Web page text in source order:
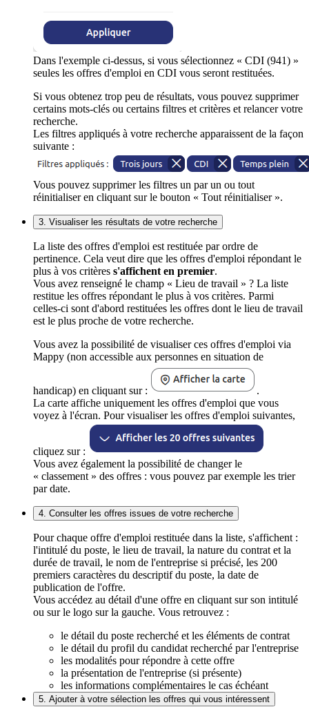
Dans l'exemple ci-dessus, si vous sélectionnez « CDI (941) »
seules les offres d'emploi en CDI vous seront restituées.
Si vous obtenez trop peu de résultats, vous pouvez supprimer
certains mots-clés ou certains filtres et critères et relancer votre
recherche.
Les filtres appliqués à votre recherche apparaissent de la façon
suivante :
Vous pouvez supprimer les filtres un par un ou tout
réinitialiser en cliquant sur le bouton « Tout réinitialiser ».
3. Visualiser les résultats de votre recherche
La liste des offres d'emploi est restituée par ordre de
pertinence. Cela veut dire que les offres d'emploi répondant le
plus à vos critères s'affichent en premier.
Vous avez renseigné le champ « Lieu de travail » ? La liste
restitue les offres répondant le plus à vos critères. Parmi
celles-ci sont d'abord restituées les offres dont le lieu de travail
est le plus proche de votre recherche.
Vous avez la possibilité de visualiser ces offres d'emploi via
Mappy (non accessible aux personnes en situation de
handicap) en cliquant sur :
.
La carte affiche uniquement les offres d'emploi que vous
voyez à l'écran. Pour visualiser les offres d'emploi suivantes,
cliquez sur :
Vous avez également la possibilité de changer le
« classement » des offres : vous pouvez par exemple les trier
par date.
4. Consulter les offres issues de votre recherche
Pour chaque offre d'emploi restituée dans la liste, s'affichent :
l'intitulé du poste, le lieu de travail, la nature du contrat et la
durée de travail, le nom de l'entreprise si précisé, les 200
premiers caractères du descriptif du poste, la date de
publication de l'offre.
Vous accédez au détail d'une offre en cliquant sur son intitulé
ou sur le logo sur la gauche. Vous retrouvez :
le détail du poste recherché et les éléments de contrat
le détail du profil du candidat recherché par l'entreprise
les modalités pour répondre à cette offre
la présentation de l'entreprise (si présente)
les informations complémentaires le cas échéant
5. Ajouter à votre sélection les offres qui vous intéressent